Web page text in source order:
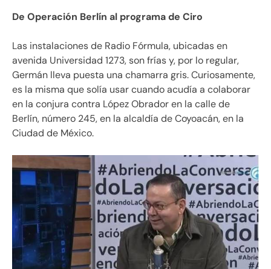
De Operación Berlín al programa de Ciro
Las instalaciones de Radio Fórmula, ubicadas en
avenida Universidad 1273, son frías y, por lo regular,
Germán lleva puesta una chamarra gris. Curiosamente,
es la misma que solía usar cuando acudía a colaborar
en la conjura contra López Obrador en la calle de
Berlín, número 245, en la alcaldía de Coyoacán, en la
Ciudad de México.